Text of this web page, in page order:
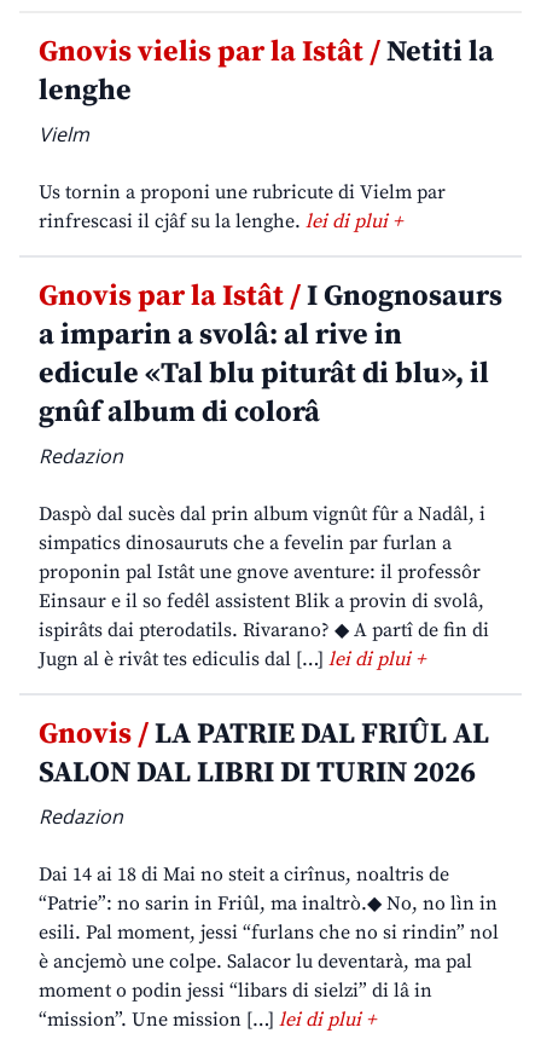
Gnovis vielis par la Istât /Netiti la
lenghe
Vielm
Us tornin a proponi une rubricute di Vielm par
rinfrescasi il cjâf su la lenghe. lei di plui +
Gnovis par la Istât /I Gnognosaurs
a imparin a svolâ: al rive in
edicule «Tal blu piturât di blu», il
gnûf album di colorâ
Redazion
Daspò dal sucès dal prin album vignût fûr a Nadâl, i
simpatics dinosauruts che a fevelin par furlan a
proponin pal Istât une gnove aventure: il professôr
Einsaur e il so fedêl assistent Blik a provin di svolâ,
ispirâts dai pterodatils. Rivarano? ◆ A partî de fin di
Jugn al è rivât tes ediculis dal […] lei di plui +
Gnovis /LA PATRIE DAL FRIÛL AL
SALON DAL LIBRI DI TURIN 2026
Redazion
Dai 14 ai 18 di Mai no steit a cirînus, noaltris de
“Patrie”: no sarin in Friûl, ma inaltrò.◆ No, no lìn in
esili. Pal moment, jessi “furlans che no si rindin” nol
è ancjemò une colpe. Salacor lu deventarà, ma pal
moment o podin jessi “libars di sielzi” di lâ in
“mission”. Une mission […] lei di plui +